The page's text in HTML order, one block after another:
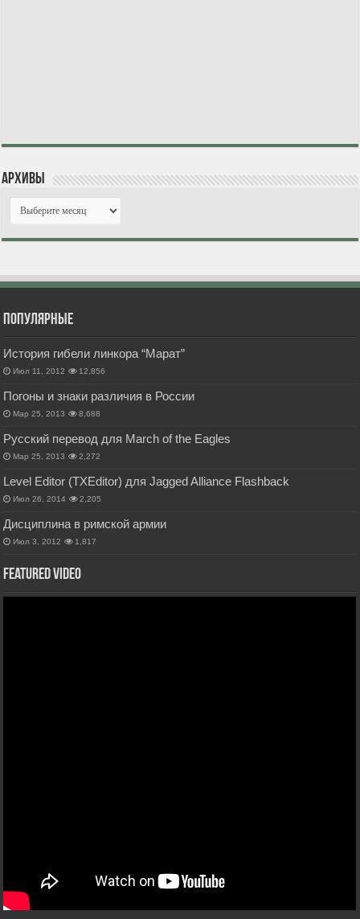
Архивы
Популярные
История гибели линкора “Марат”
Июл 11, 2012 12,856
Погоны и знаки различия в России
Мар 25, 2013 8,688
Русский перевод для March of the Eagles
Мар 25, 2013 2,272
Level Editor (TXEditor) для Jagged Alliance Flashback
Июл 26, 2014 2,205
Дисциплина в римской армии
Июл 3, 2012 1,817
Featured Video